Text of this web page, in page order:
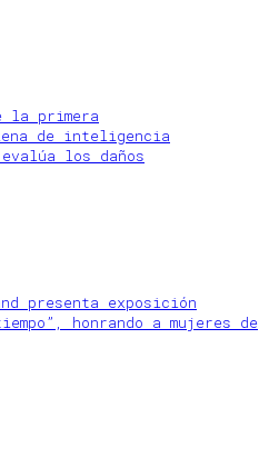
la primera
de inteligencia
los daños
presenta exposición
honrando a mujeres de